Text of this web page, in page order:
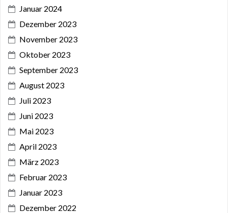
Januar 2024
Dezember 2023
November 2023
Oktober 2023
September 2023
August 2023
Juli 2023
Juni 2023
Mai 2023
April 2023
März 2023
Februar 2023
Januar 2023
Dezember 2022